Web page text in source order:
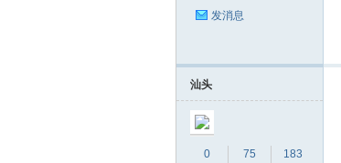
发消息
汕头
0
75
183